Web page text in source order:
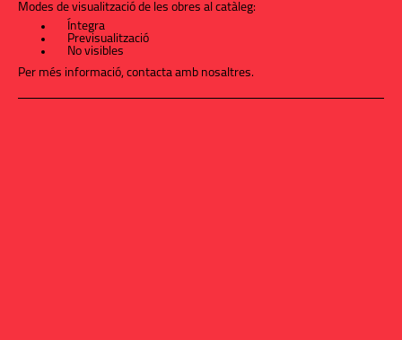
Modes de visualització de les obres al catàleg:
Íntegra
Previsualització
No visibles
Per més informació, contacta amb nosaltres.